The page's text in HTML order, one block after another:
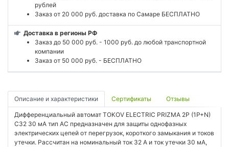
рублей
Заказ от 20 000 руб. доставка по Самаре БЕСПЛАТНО
Доставка в регионы РФ
Заказ до 50 000 руб. - 1000 руб. до любой транспортной
компании
Заказ от 50 000 руб. - БЕСПЛАТНО
Описание и характеристики Сертификаты Отзывы
Дифференциальный автомат TOKOV ELECTRIC PRIZMA 2P (1P+N)
C32 30 мА тип AC предназначен для защиты однофазных
электрических цепей от перегрузок, короткого замыкания и токов
утечки. Рассчитан на номинальный ток 32 А и ток утечки 30 мА,